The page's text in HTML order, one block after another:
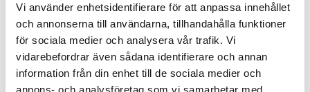
Vi använder enhetsidentifierare för att anpassa innehållet
och annonserna till användarna, tillhandahålla funktioner
för sociala medier och analysera vår trafik. Vi
vidarebefordrar även sådana identifierare och annan
information från din enhet till de sociala medier och
annons- och analysföretag som vi samarbetar med.
arbetsyta tack vare sin sväng. Perfekt för
kontorsmiljöer där flexibilitet och funktionalitet är
nyckelord. Komplettera med ett passande
underrede för optimal användning.